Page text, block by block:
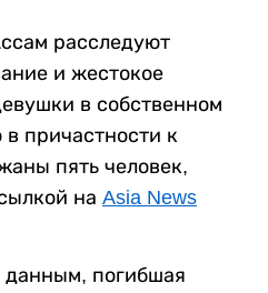
расследуют
и жестокое
в собственном
причастности к
пять человек,
на Asia News
погибшая